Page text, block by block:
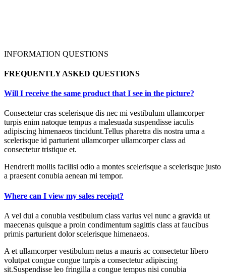
INFORMATION QUESTIONS
FREQUENTLY ASKED QUESTIONS
Will I receive the same product that I see in the picture?
Consectetur cras scelerisque dis nec mi vestibulum ullamcorper
turpis enim natoque tempus a malesuada suspendisse iaculis
adipiscing himenaeos tincidunt.Tellus pharetra dis nostra urna a
scelerisque id parturient ullamcorper ullamcorper class ad
consectetur tristique et.
Hendrerit mollis facilisi odio a montes scelerisque a scelerisque justo
a praesent conubia aenean mi tempor.
Where can I view my sales receipt?
A vel dui a conubia vestibulum class varius vel nunc a gravida ut
maecenas quisque a proin condimentum sagittis class at faucibus
primis parturient dolor scelerisque himenaeos.
A et ullamcorper vestibulum netus a mauris ac consectetur libero
volutpat congue congue turpis a consectetur adipiscing
sit.Suspendisse leo fringilla a congue tempus nisi conubia